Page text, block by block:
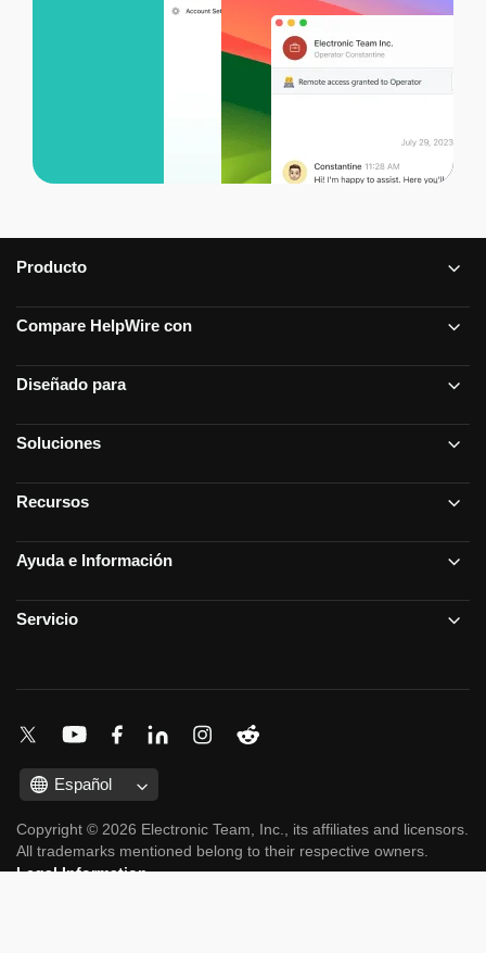
Producto
Compare HelpWire con
Diseñado para
Soluciones
Recursos
Ayuda e Información
Servicio
Español
Copyright © 2026 Electronic Team, Inc., its affiliates and licensors.
All trademarks mentioned belong to their respective owners.
Legal Information.